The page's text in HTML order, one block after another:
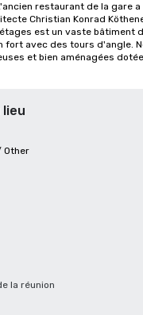
restaurant de la gare
Christian Konrad
est un vaste bâtiment
fort avec des tours d'angle.
et bien aménagées
lieu
Other
la réunion